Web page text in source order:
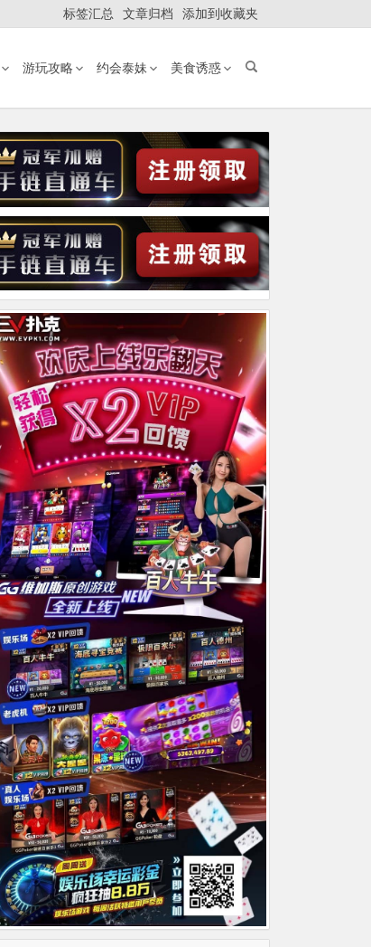
标签汇总 文章归档 添加到收藏夹
游玩攻略 约会泰妹 美食诱惑